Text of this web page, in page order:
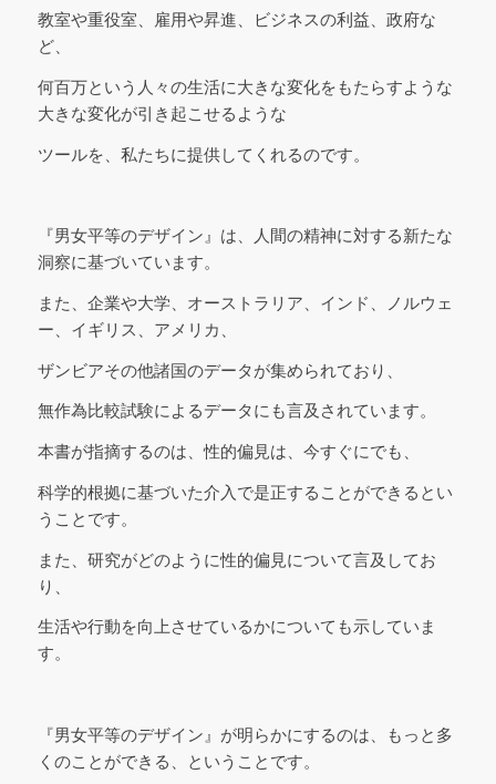
教室や重役室、雇用や昇進、ビジネスの利益、政府な
ど、
何百万という人々の生活に大きな変化をもたらすような
大きな変化が引き起こせるような
ツールを、私たちに提供してくれるのです。
『男女平等のデザイン』は、人間の精神に対する新たな
洞察に基づいています。
また、企業や大学、オーストラリア、インド、ノルウェ
ー、イギリス、アメリカ、
ザンビアその他諸国のデータが集められており、
無作為比較試験によるデータにも言及されています。
本書が指摘するのは、性的偏見は、今すぐにでも、
科学的根拠に基づいた介入で是正することができるとい
うことです。
また、研究がどのように性的偏見について言及してお
り、
生活や行動を向上させているかについても示していま
す。
『男女平等のデザイン』が明らかにするのは、もっと多
くのことができる、ということです。